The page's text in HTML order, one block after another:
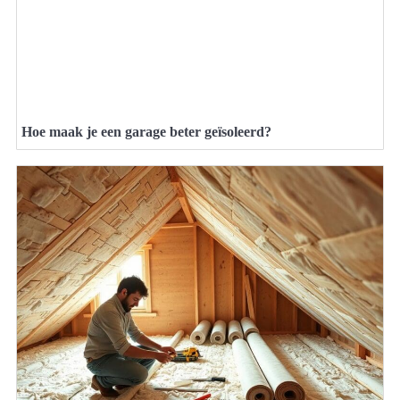
Hoe maak je een garage beter geïsoleerd?